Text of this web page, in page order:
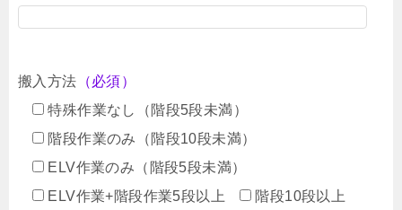
搬入方法 （必須）
特殊作業なし（階段5段未満）
階段作業のみ（階段10段未満）
ELV作業のみ（階段5段未満）
ELV作業+階段作業5段以上
階段10段以上